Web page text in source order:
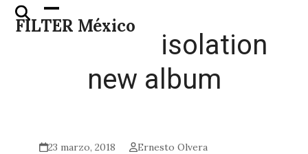
Skip
FILTER México
Open
mobile
Close
mobile
isolation
new album
23 marzo, 2018
Ernesto Olvera